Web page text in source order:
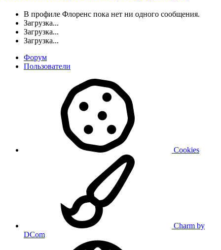
В профиле Флоренс пока нет ни одного сообщения.
Загрузка...
Загрузка...
Загрузка...
Форум
Пользователи
Cookies
Charm by
DCom